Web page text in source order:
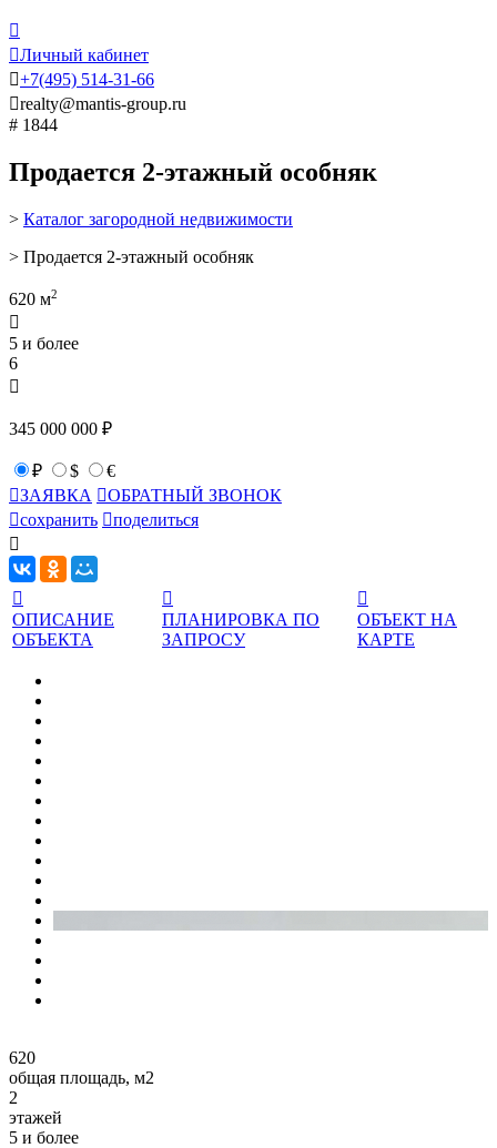

Личный кабинет
+7(495) 514-31-66
realty@mantis-group.ru
# 1844
Продается 2-этажный особняк
> Каталог загородной недвижимости
> Продается 2-этажный особняк
620 м2

5 и более
6

345 000 000 ₽
₽ $
€
ЗАЯВКА ОБРАТНЫЙ ЗВОНОК
сохранить поделиться


ОПИСАНИЕ
ОБЪЕКТА

ПЛАНИРОВКА ПО
ЗАПРОСУ

ОБЪЕКТ НА
КАРТЕ
620
общая площадь, м2
2
этажей
5 и более